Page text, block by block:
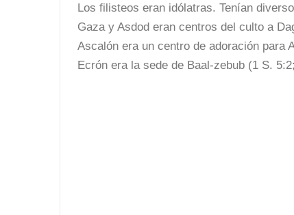
Los filisteos eran idólatras. Tenían
Gaza y Asdod eran centros del culto a
Ascalón era un centro de adoración para
Ecrón era la sede de Baal-zebub (1 S.